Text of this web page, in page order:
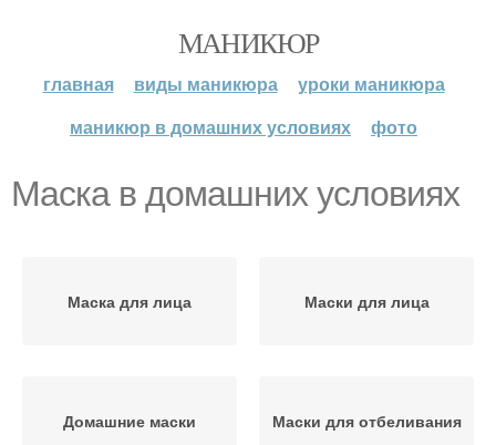
МАНИКЮР
главная виды маникюра
уроки маникюра
маникюр в домашних условиях
фото
Маска в домашних условиях
Маска для лица Маски для лица
Домашние маски Маски для отбеливания